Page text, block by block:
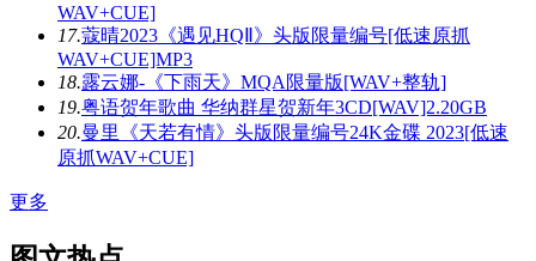
WAV+CUE]
17.蔻晴2023《遇见HQⅡ》头版限量编号[低速原抓
WAV+CUE]MP3
18.露云娜-《下雨天》MQA限量版[WAV+整轨]
19.粤语贺年歌曲 华纳群星贺新年3CD[WAV]2.20GB
20.曼里《天若有情》头版限量编号24K金碟 2023[低速
原抓WAV+CUE]
更多